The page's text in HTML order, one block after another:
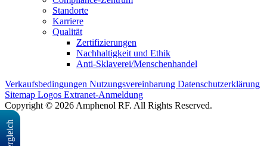
Vergleich
Standorte
Karriere
Qualität
Zertifizierungen
Nachhaltigkeit und Ethik
Anti-Sklaverei/Menschenhandel
Verkaufsbedingungen Nutzungsvereinbarung Datenschutzerklärung
Sitemap Logos Extranet-Anmeldung
Copyright © 2026 Amphenol RF. All Rights Reserved.